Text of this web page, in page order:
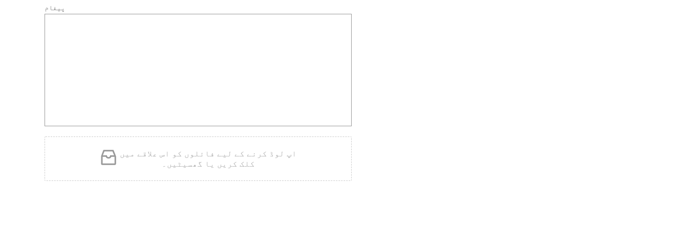
پیغام
اپ لوڈ کرنے کے لیے فائلوں کو اس علاقے میں
کلک کریں یا گھسیٹیں۔